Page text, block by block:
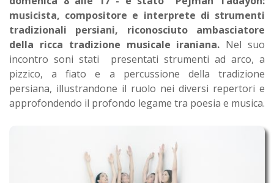
musicista, compositore e interprete di strumenti
tradizionali persiani, riconosciuto ambasciatore
della ricca tradizione musicale iraniana. Nel suo
incontro soni stati presentati strumenti ad arco, a
pizzico, a fiato e a percussione della tradizione
persiana, illustrandone il ruolo nei diversi repertori e
approfondendo il profondo legame tra poesia e musica.